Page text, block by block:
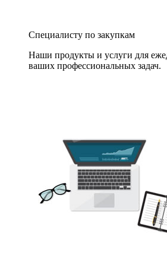
Специалисту по закупкам
Наши продукты и услуги для
ваших профессиональных задач.